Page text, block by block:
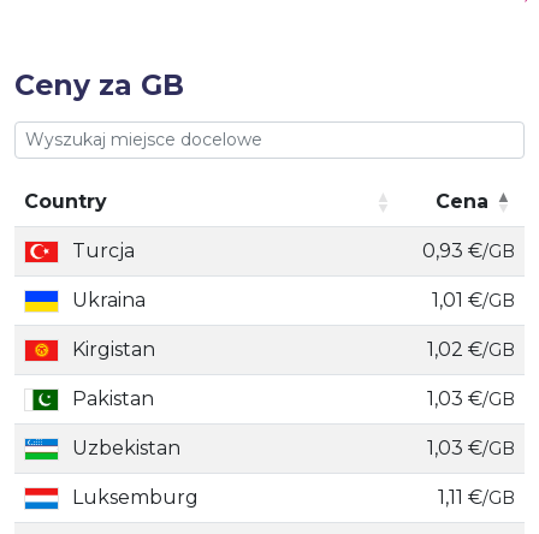
Ceny za GB
Country
Cena
Country
Cena
Turcja 0,93 €/GB
Ukraina 1,01 €/GB
Kirgistan 1,02 €/GB
Pakistan 1,03 €/GB
Uzbekistan 1,03 €/GB
Luksemburg 1,11 €/GB